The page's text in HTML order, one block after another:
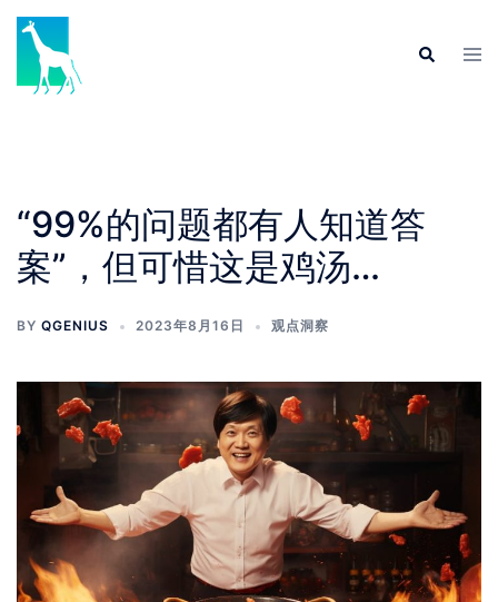
“99%的问题都有人知道答
案”，但可惜这是鸡汤…
BY QGENIUS 2023年8月16日 观点洞察